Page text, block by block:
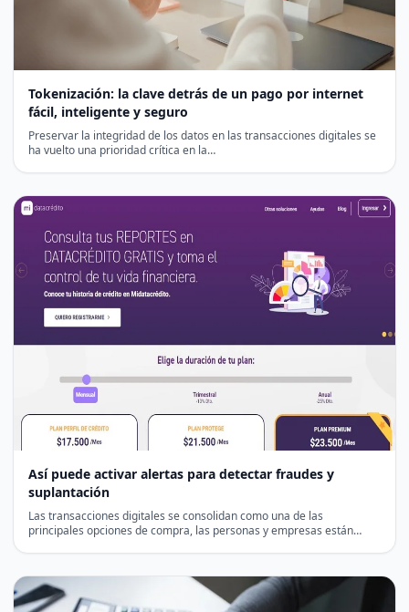
Tokenización: la clave detrás de un pago por internet
fácil, inteligente y seguro
Preservar la integridad de los datos en las transacciones digitales se
ha vuelto una prioridad crítica en la…
Así puede activar alertas para detectar fraudes y
suplantación
Las transacciones digitales se consolidan como una de las
principales opciones de compra, las personas y empresas están…